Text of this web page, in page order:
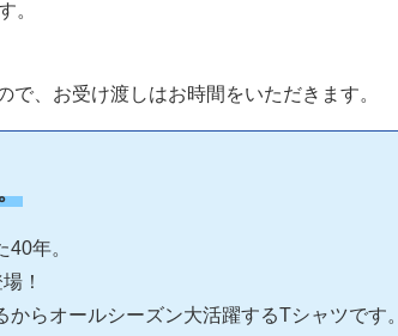
。
、お受け渡しはお時間をいただきます。
年。
！
らオールシーズン大活躍するTシャツです。